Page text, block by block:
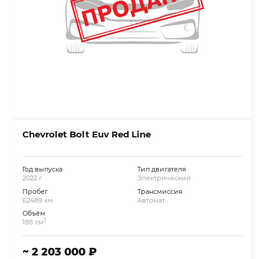
Chevrolet Bolt Euv Red Line
Год выпуска
2022 г.
Пробег
62489 км.
Объём
188 см3
Тип двигателя
Электрический
Трансмиссия
Автомат
~ 2 203 000 ₽